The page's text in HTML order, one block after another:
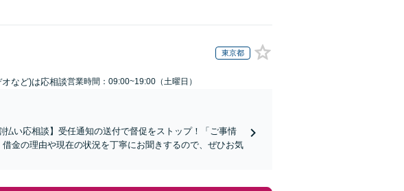
東京都
など)は応相談営業時間：09:00~19:00（土曜日）
払い応相談】受任通知の送付で督促をストップ！「ご事情
金の理由や現在の状況を丁寧にお聞きするので、ぜひお気